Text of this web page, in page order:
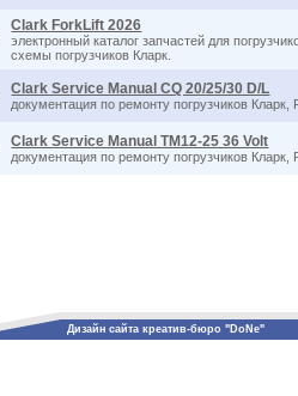
Clark ForkLift 2026
электронный каталог запчастей для
схемы погрузчиков Кларк.
Clark Service Manual CQ 20/25/30 D/L
документация по ремонту погрузчиков Кларк,
Clark Service Manual TM12-25 36 Volt
документация по ремонту погрузчиков Кларк,
Дизайн сайта креатив-бюро "DoNe"